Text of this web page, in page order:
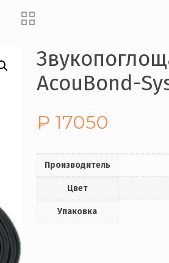
AcouBond-
₽ 17050
Производитель
Цвет
Упаковка